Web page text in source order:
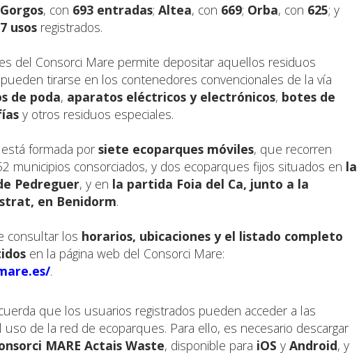
, con 693 entradas; Altea, con 669; Orba, con 625; y
usos registrados.
del Consorci Mare permite depositar aquellos residuos
tirarse en los contenedores convencionales de la vía
de poda, aparatos eléctricos y electrónicos, botes de
y otros residuos especiales.
formada por siete ecoparques móviles, que recorren
municipios consorciados, y dos ecoparques fijos situados en la
Pedreguer, y en la partida Foia del Ca, junto a la
en Benidorm.
consultar los horarios, ubicaciones y el listado completo
en la página web del Consorci Mare:
.
que los usuarios registrados pueden acceder a las
uso de la red de ecoparques. Para ello, es necesario descargar
MARE Actais Waste, disponible para iOS y Android, y